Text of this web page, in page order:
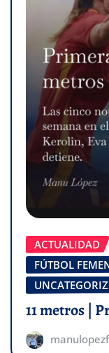
ACTUALIDAD
FÚTBOL
11 metros |